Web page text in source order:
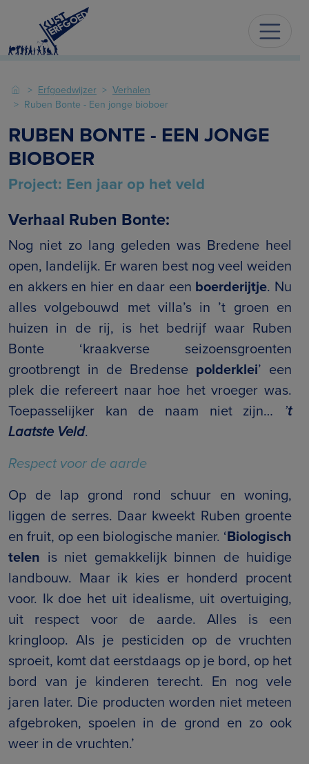
Erfgoedwijzer
Verhalen
Ruben Bonte - Een jonge bioboer
RUBEN BONTE - EEN JONGE
BIOBOER
Project: Een jaar op het veld
Verhaal Ruben Bonte:
Nog niet zo lang geleden was Bredene heel
open, landelijk. Er waren best nog veel weiden
en akkers en hier en daar een boerderijtje. Nu
alles volgebouwd met villa’s in ’t groen en
huizen in de rij, is het bedrijf waar Ruben
Bonte ‘kraakverse seizoensgroenten
grootbrengt in de Bredense polderklei’ een
plek die refereert naar hoe het vroeger was.
Toepasselijker kan de naam niet zijn… ’t
Laatste Veld.
Respect voor de aarde
Op de lap grond rond schuur en woning,
liggen de serres. Daar kweekt Ruben groente
en fruit, op een biologische manier. ‘Biologisch
telen is niet gemakkelijk binnen de huidige
landbouw. Maar ik kies er honderd procent
voor. Ik doe het uit idealisme, uit overtuiging,
uit respect voor de aarde. Alles is een
kringloop. Als je pesticiden op de vruchten
sproeit, komt dat eerstdaags op je bord, op het
bord van je kinderen terecht. En nog vele
jaren later. Die producten worden niet meteen
afgebroken, spoelen in de grond en zo ook
weer in de vruchten.’